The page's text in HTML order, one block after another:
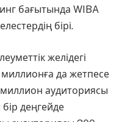
бағытында WIBA
бірі.
желідегі
да жетпесе
миллион аудиториясы
деңгейде